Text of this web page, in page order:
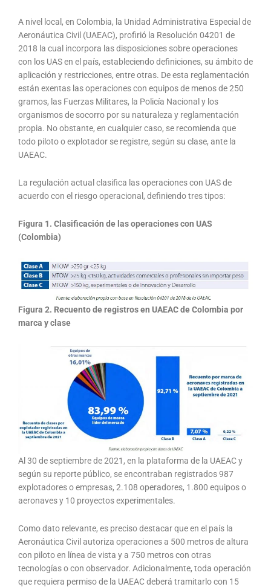
A nivel local, en Colombia, la Unidad Administrativa Especial de
Aeronáutica Civil (UAEAC), profirió la Resolución 04201 de
2018 la cual incorpora las disposiciones sobre operaciones
con los UAS en el país, estableciendo definiciones, su ámbito de
aplicación y restricciones, entre otras. De esta reglamentación
están exentas las operaciones con equipos de menos de 250
gramos, las Fuerzas Militares, la Policía Nacional y los
organismos de socorro por su naturaleza y reglamentación
propia. No obstante, en cualquier caso, se recomienda que
todo piloto o explotador se registre, según su clase, ante la
UAEAC.
La regulación actual clasifica las operaciones con UAS de
acuerdo con el riesgo operacional, definiendo tres tipos:
Figura 1. Clasificación de las operaciones con UAS
(Colombia)
Figura 2. Recuento de registros en UAEAC de Colombia por
marca y clase
Al 30 de septiembre de 2021, en la plataforma de la UAEAC y
según su reporte público, se encontraban registrados 987
explotadores o empresas, 2.108 operadores, 1.800 equipos o
aeronaves y 10 proyectos experimentales.
Como dato relevante, es preciso destacar que en el país la
Aeronáutica Civil autoriza operaciones a 500 metros de altura
con piloto en línea de vista y a 750 metros con otras
tecnologías o con observador. Adicionalmente, toda operación
que requiera permiso de la UAEAC deberá tramitarlo con 15